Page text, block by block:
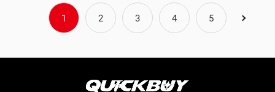
1 2 3 4 5